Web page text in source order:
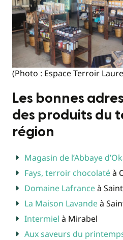
(Photo : Espace Terroir
Les bonnes
des produits du
région
Magasin de l’Abbaye
Fays, terroir chocolatéà
Domaine Lafranceà
La Maison Lavandeà
Intermiel à Mirabel
Aux saveurs du